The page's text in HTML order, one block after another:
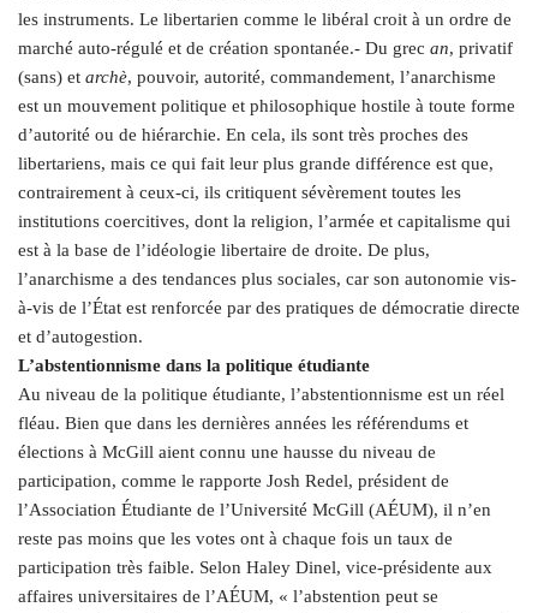
les instruments. Le libertarien comme le libéral croit à un ordre de
marché auto-régulé et de création spontanée.- Du grec an, privatif
(sans) et archè, pouvoir, autorité, commandement, l’anarchisme
est un mouvement politique et philosophique hostile à toute forme
d’autorité ou de hiérarchie. En cela, ils sont très proches des
libertariens, mais ce qui fait leur plus grande différence est que,
contrairement à ceux-ci, ils critiquent sévèrement toutes les
institutions coercitives, dont la religion, l’armée et capitalisme qui
est à la base de l’idéologie libertaire de droite. De plus,
l’anarchisme a des tendances plus sociales, car son autonomie vis-
à-vis de l’État est renforcée par des pratiques de démocratie directe
et d’autogestion.
L’abstentionnisme dans la politique étudiante
Au niveau de la politique étudiante, l’abstentionnisme est un réel
fléau. Bien que dans les dernières années les référendums et
élections à McGill aient connu une hausse du niveau de
participation, comme le rapporte Josh Redel, président de
l’Association Étudiante de l’Université McGill (AÉUM), il n’en
reste pas moins que les votes ont à chaque fois un taux de
participation très faible. Selon Haley Dinel, vice-présidente aux
affaires universitaires de l’AÉUM, « l’abstention peut se